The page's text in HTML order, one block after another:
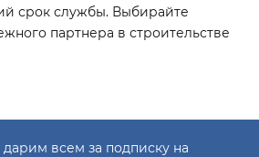
срок службы. Выбирайте
партнера в строительстве
дарим всем за подписку на